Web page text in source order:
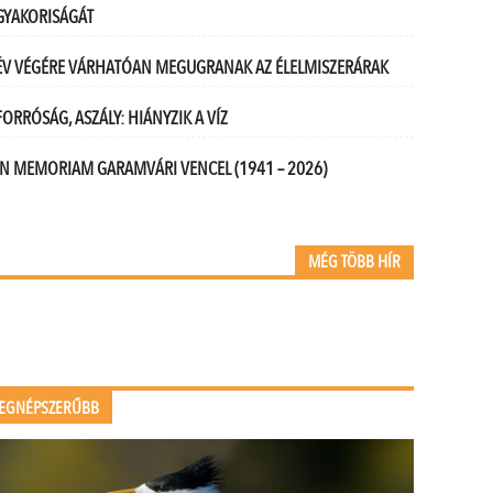
VÉGÉRE VÁRHATÓAN MEGUGRANAK AZ ÉLELMISZERÁRAK
ASZÁLY: HIÁNYZIK A VÍZ
MEMORIAM GARAMVÁRI VENCEL (1941 – 2026)
MÉG TÖBB HÍR